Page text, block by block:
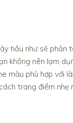
hầu như sẽ phản
không nên lạm
màu phù hợp với
trang điểm nhẹ